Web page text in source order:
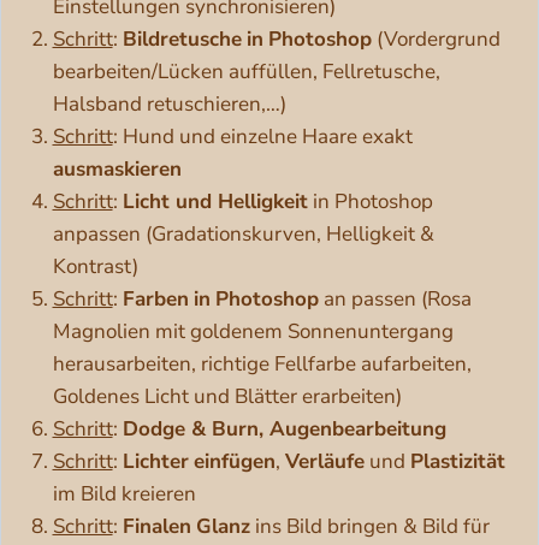
Einstellungen synchronisieren)
Schritt: Bildretusche in Photoshop(Vordergrund
bearbeiten/Lücken auffüllen, Fellretusche,
Halsband retuschieren,…)
Schritt: Hund und einzelne Haare exakt
ausmaskieren
Schritt: Licht und Helligkeitin Photoshop
anpassen (Gradationskurven, Helligkeit &
Kontrast)
Schritt: Farben in Photoshopan passen (Rosa
Magnolien mit goldenem Sonnenuntergang
herausarbeiten, richtige Fellfarbe aufarbeiten,
Goldenes Licht und Blätter erarbeiten)
Schritt: Dodge & Burn, Augenbearbeitung
Schritt: Lichtereinfügen, Verläufeund Plastizität
im Bild kreieren
Schritt: Finalen Glanzins Bild bringen & Bild für